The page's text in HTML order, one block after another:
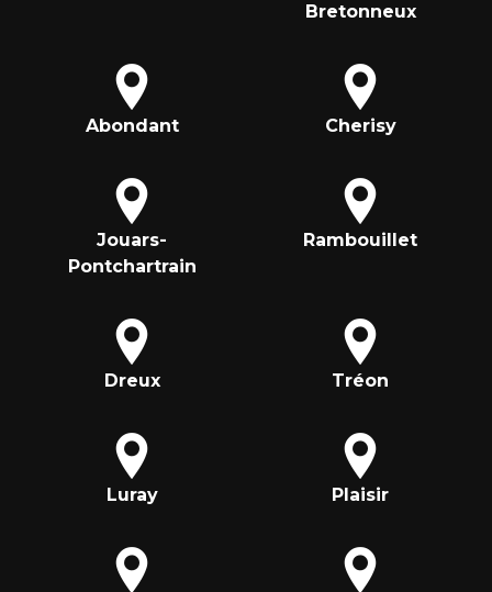
Bretonneux
Abondant Cherisy
Jouars-
Pontchartrain
Rambouillet
Dreux Tréon
Luray Plaisir